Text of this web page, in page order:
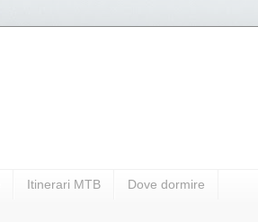
Itinerari MTB Dove dormire